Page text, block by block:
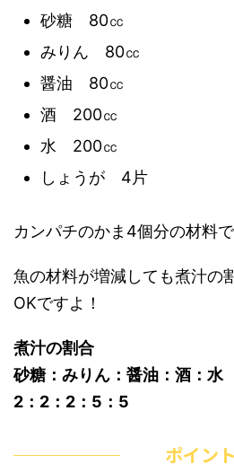
砂糖 80㏄
みりん 80㏄
醤油 80㏄
酒 200㏄
水 200㏄
しょうが 4片
カンパチのかま4個分の材料で
魚の材料が増減しても煮汁の
OKですよ！
煮汁の割合
砂糖：みりん：醤油：酒：水
2：2：2：5：5
ポイント